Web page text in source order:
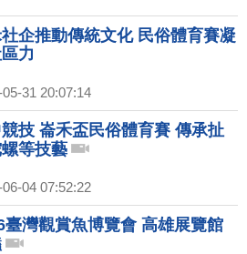
企推動傳統文化 民俗體育賽凝
力
05-31 20:07:14
技 崙禾盃民俗體育賽 傳承扯
等技藝
06-04 07:52:22
臺灣觀賞魚博覽會 高雄展覽館